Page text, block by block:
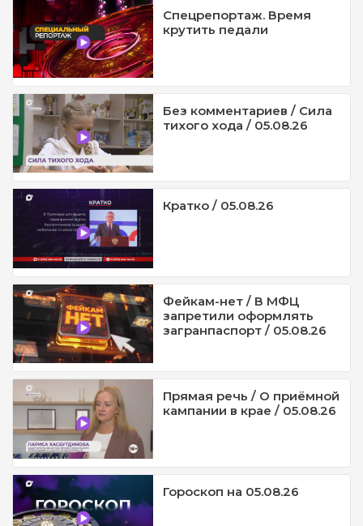
Спецрепортаж. Время
крутить педали
Без комментариев / Сила
тихого хода / 05.08.26
Кратко / 05.08.26
Фейкам-нет / В МФЦ
запретили оформлять
загранпаспорт / 05.08.26
Прямая речь / О приёмной
кампании в крае / 05.08.26
Гороскоп на 05.08.26